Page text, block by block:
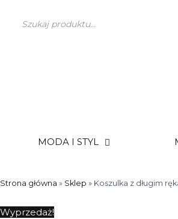
produktów
MODA I STYL
Strona główna » Sklep » Koszulka z długim
Wyprzedaż!